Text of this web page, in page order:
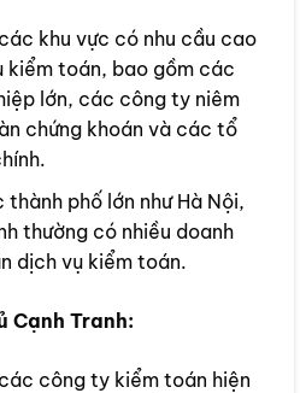
khu vực có nhu cầu cao
kiểm toán, bao gồm các
lớn, các công ty niêm
chứng khoán và các tổ
thành phố lớn như Hà Nội,
thường có nhiều doanh
dịch vụ kiểm toán.
Cạnh Tranh:
công ty kiểm toán hiện